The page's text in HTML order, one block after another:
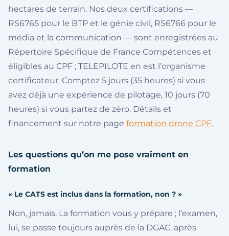
hectares de terrain. Nos deux certifications —
RS6765 pour le BTP et le génie civil, RS6766 pour le
média et la communication — sont enregistrées au
Répertoire Spécifique de France Compétences et
éligibles au CPF ; TELEPILOTE en est l’organisme
certificateur. Comptez 5 jours (35 heures) si vous
avez déjà une expérience de pilotage, 10 jours (70
heures) si vous partez de zéro. Détails et
financement sur notre page formation drone CPF.
Les questions qu’on me pose vraiment en
formation
« Le CATS est inclus dans la formation, non ? »
Non, jamais. La formation vous y prépare ; l’examen,
lui, se passe toujours auprès de la DGAC, après